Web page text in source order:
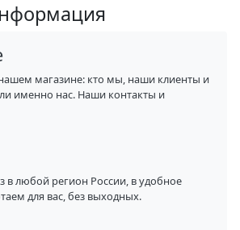
магазине: кто мы, наши клиенты и
именно нас. Наши контакты и
в любой регион России, в удобное
для вас, без выходных.